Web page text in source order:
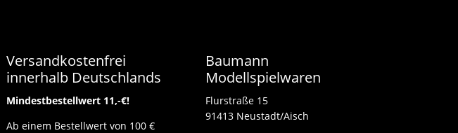
Versandkostenfrei
innerhalb Deutschlands
Mindestbestellwert 11,-€!
Ab einem Bestellwert von 100 €
Baumann
Modellspielwaren
Flurstraße 15
91413 Neustadt/Aisch